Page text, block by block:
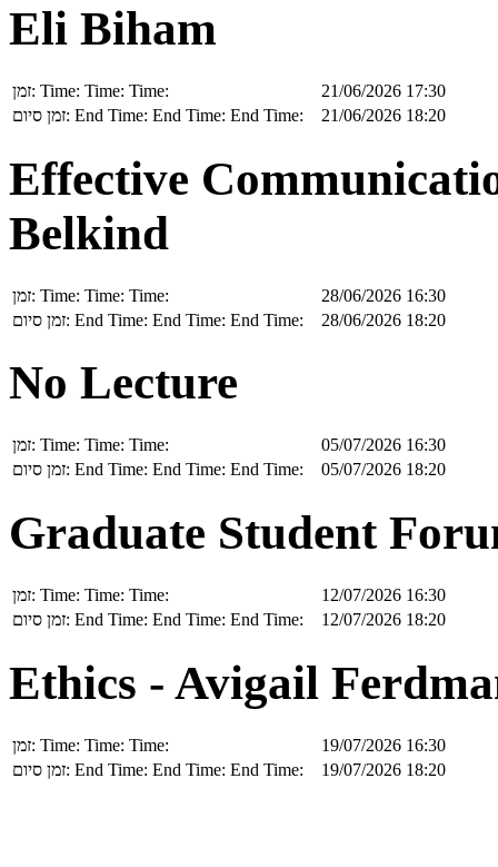
Eli Biham
זמן: Time: Time: Time:
21/06/2026 17:30
זמן סיום: End Time: End Time: End Time: 21/06/2026 18:20
Effective
Belkind
זמן: Time: Time: Time:
28/06/2026 16:30
זמן סיום: End Time: End Time: End Time: 28/06/2026 18:20
No Lecture
זמן: Time: Time: Time:
05/07/2026 16:30
זמן סיום: End Time: End Time: End Time: 05/07/2026 18:20
Graduate Student
זמן: Time: Time: Time:
12/07/2026 16:30
זמן סיום: End Time: End Time: End Time: 12/07/2026 18:20
Ethics - Avigail
זמן: Time: Time: Time:
19/07/2026 16:30
זמן סיום: End Time: End Time: End Time: 19/07/2026 18:20